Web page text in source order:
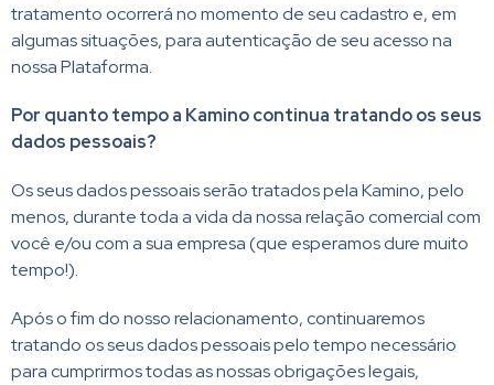
tratamento ocorrerá no momento de seu cadastro e, em
algumas situações, para autenticação de seu acesso na
nossa Plataforma.
Por quanto tempo a Kamino continua tratando os seus
dados pessoais?
Os seus dados pessoais serão tratados pela Kamino, pelo
menos, durante toda a vida da nossa relação comercial com
você e/ou com a sua empresa (que esperamos dure muito
tempo!).
Após o fim do nosso relacionamento, continuaremos
tratando os seus dados pessoais pelo tempo necessário
para cumprirmos todas as nossas obrigações legais,